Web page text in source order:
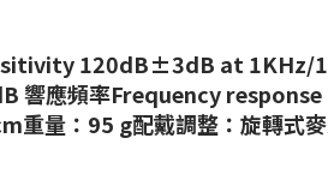
120dB±3dB at 1KHz/
應頻率Frequency
量：95 g配戴調整：旋轉式